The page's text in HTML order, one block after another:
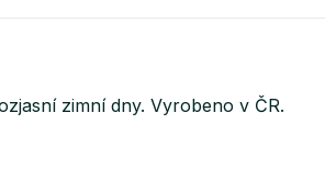
zimní dny. Vyrobeno v ČR.